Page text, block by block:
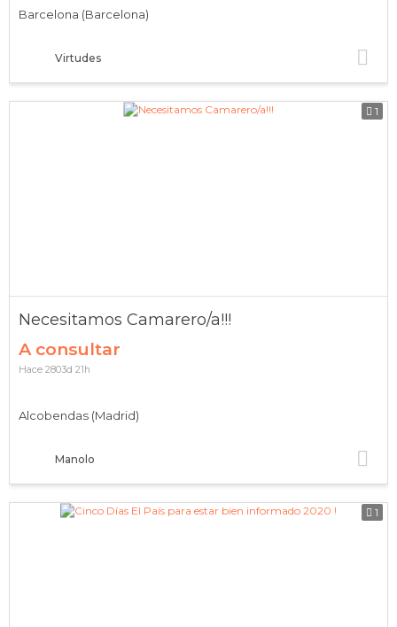
Virtudes
Barcelona (Barcelona)
1
Necesitamos Camarero/a!!!
A consultar
Manolo
Alcobendas (Madrid)
Hace 2803d 21h
1